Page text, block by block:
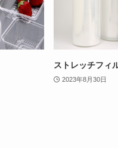
ストレッチフィ
2023年8月30日